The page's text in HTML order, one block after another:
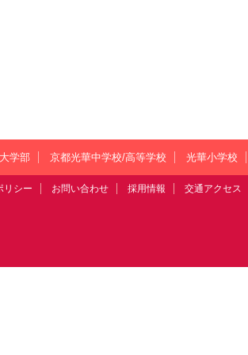
学部 京都光華中学校/高等学校 光華小学校
リシー お問い合わせ 採用情報 交通アクセス